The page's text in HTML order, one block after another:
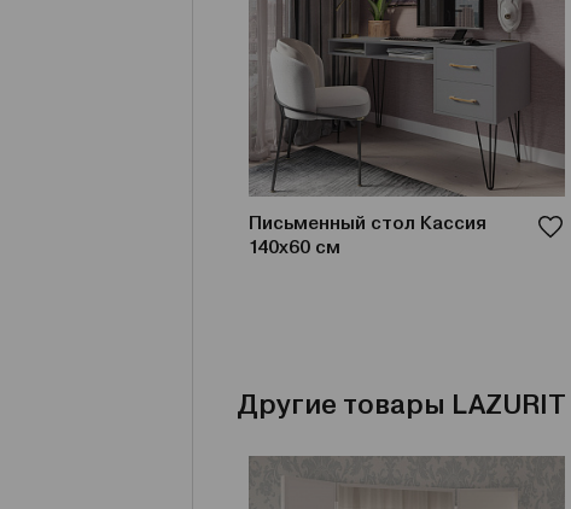
Письменный стол Кассия
140х60 см
Другие товары LAZURIT